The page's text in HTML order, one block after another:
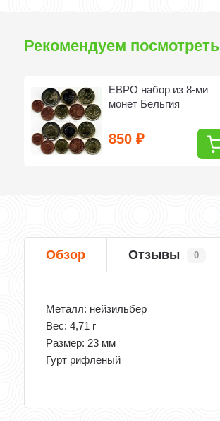
Рекомендуем посмотреть
ЕВРО набор из 8-ми
монет Бельгия
850₽
Обзор Отзывы 0
Металл: нейзильбер
Вес: 4,71 г
Размер: 23 мм
Гурт рифленый